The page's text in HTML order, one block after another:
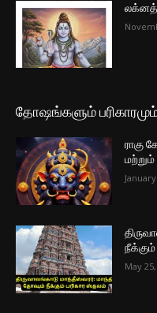
தோஷங்களும்
ராகு
மற்றும்
May